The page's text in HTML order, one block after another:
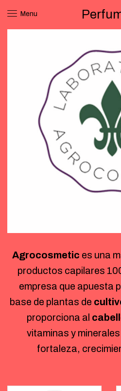
Menu
Agrocosmetic es una
productos capilares
empresa que apuesta
base de plantas de
proporciona al
vitaminas y
fortaleza,